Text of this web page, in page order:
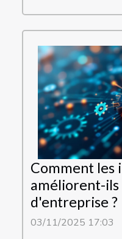
Comment les
améliorent-
d'entreprise ?
03/11/2025 17:03